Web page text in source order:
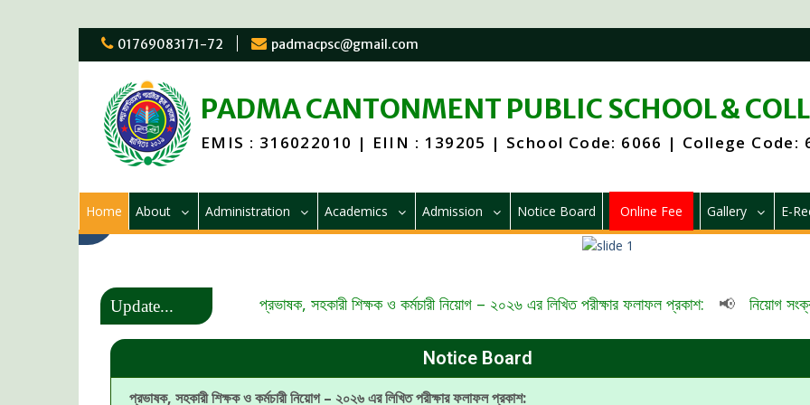
01769083171-72 padmacpsc@gmail.com
PADMA CANTONMENT PUBLIC SCHOOL &
EMIS : 316022010 | EIIN : 139205 | School Code: 6066 | College Code:
Home About Administration Academics Admission Notice Board Online Fee Gallery E-
Update... প্রভাষক, সহকারী শিক্ষক ও কর্মচারী নিয়োগ – ২০২৬ এর লিখিত পরীক্ষার ফলাফল প্রকাশ: 📢 নিয়োগ
Notice Board
প্রভাষক, সহকারী শিক্ষক ও কর্মচারী নিয়োগ – ২০২৬ এর লিখিত পরীক্ষার ফলাফল প্রকাশ: